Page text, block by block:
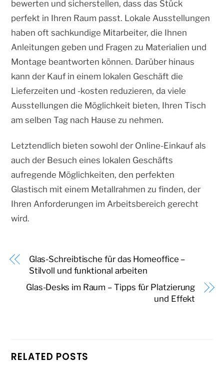
bewerten und sicherstellen, dass das Stück
perfekt in Ihren Raum passt. Lokale Ausstellungen
haben oft sachkundige Mitarbeiter, die Ihnen
Anleitungen geben und Fragen zu Materialien und
Montage beantworten können. Darüber hinaus
kann der Kauf in einem lokalen Geschäft die
Lieferzeiten und -kosten reduzieren, da viele
Ausstellungen die Möglichkeit bieten, Ihren Tisch
am selben Tag nach Hause zu nehmen.
Letztendlich bieten sowohl der Online-Einkauf als
auch der Besuch eines lokalen Geschäfts
aufregende Möglichkeiten, den perfekten
Glastisch mit einem Metallrahmen zu finden, der
Ihren Anforderungen im Arbeitsbereich gerecht
wird.
Glas-Schreibtische für das Homeoffice –
Stilvoll und funktional arbeiten
Glas-Desks im Raum – Tipps für Platzierung
und Effekt
RELATED POSTS